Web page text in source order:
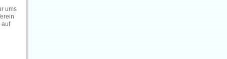
ums
auf